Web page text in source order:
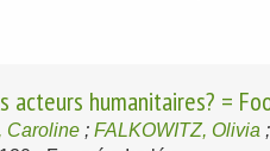
humanitaires? =
Caroline ;FALKOWITZ, Olivia ;